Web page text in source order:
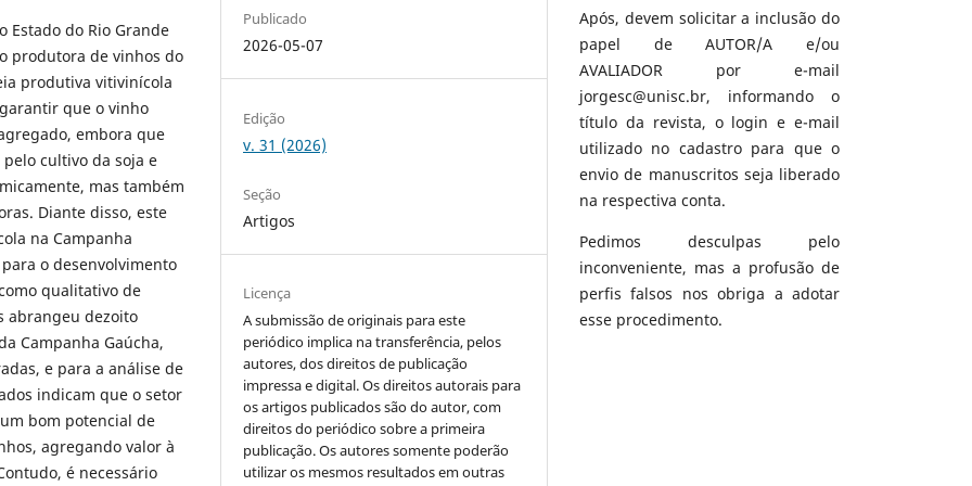
Estado do Rio Grande
produtora de vinhos do
produtiva vitivinícola
que o vinho
embora que
cultivo da soja e
mas também
Diante disso, este
na Campanha
o desenvolvimento
qualitativo de
abrangeu dezoito
Campanha Gaúcha,
e para a análise de
indicam que o setor
bom potencial de
agregando valor à
é necessário
Publicado
2026-05-07
Edição
v. 31 (2026)
Seção
Artigos
Licença
A submissão de originais para este
periódico implica na transferência, pelos
autores, dos direitos de publicação
impressa e digital. Os direitos autorais para
os artigos publicados são do autor, com
direitos do periódico sobre a primeira
publicação. Os autores somente poderão
utilizar os mesmos resultados em outras
Após, devem solicitar a inclusão do
papel de AUTOR/A e/ou
AVALIADOR por e-mail
jorgesc@unisc.br, informando o
título da revista, o login e e-mail
utilizado no cadastro para que o
envio de manuscritos seja liberado
na respectiva conta.
Pedimos desculpas pelo
inconveniente, mas a profusão de
perfis falsos nos obriga a adotar
esse procedimento.